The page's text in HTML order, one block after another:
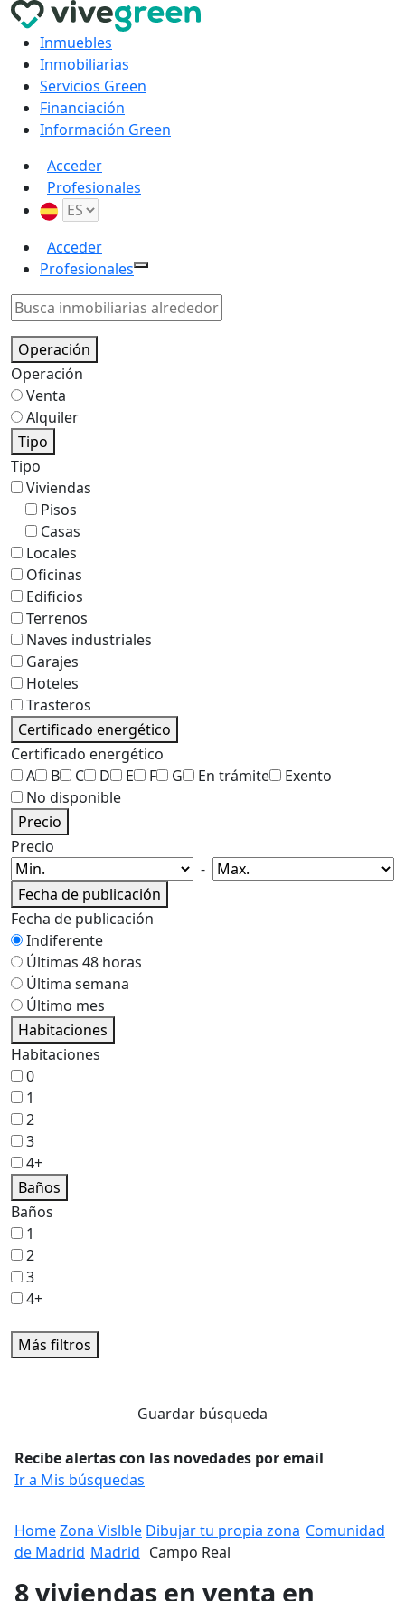
Inmuebles
Inmobiliarias
Servicios Green
Financiación
Información Green
Acceder
Profesionales
Acceder
Profesionales
Operación
Operación
Venta
Alquiler
Tipo
Tipo
Viviendas
Pisos
Casas
Locales
Oficinas
Edificios
Terrenos
Naves industriales
Garajes
Hoteles
Trasteros
Certificado energético
Certificado energético
A
B C D E F G En trámite
Exento
No disponible
Precio
Precio
-
Fecha de publicación
Fecha de publicación
Indiferente
Últimas 48 horas
Última semana
Último mes
Habitaciones
Habitaciones
0
1
2
3
4+
Baños
Baños
1
2
3
4+
Más filtros
Guardar búsqueda
Recibe alertas con las novedades por email
Ir a Mis búsquedas
HomeZona Vislble Dibujar tu propia zona Comunidad
de Madrid Madrid Campo Real
8 viviendas en venta en